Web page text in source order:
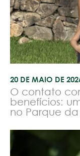
20 DE MAIO DE
O contato
benefícios:
no Parque